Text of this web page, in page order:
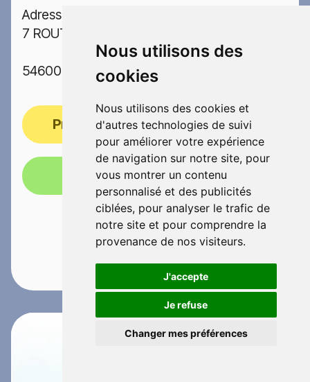
Nous utilisons des
cookies
Nous utilisons des cookies et
d'autres technologies de suivi
pour améliorer votre expérience
de navigation sur notre site, pour
vous montrer un contenu
personnalisé et des publicités
ciblées, pour analyser le trafic de
notre site et pour comprendre la
provenance de nos visiteurs.
J'accepte
Je refuse
Changer mes préférences
Adresse:
7 ROUTE DE L AVIATION
54600 VILLERS LES NANCY
Prendre rendez-vous
Appelez-nous!